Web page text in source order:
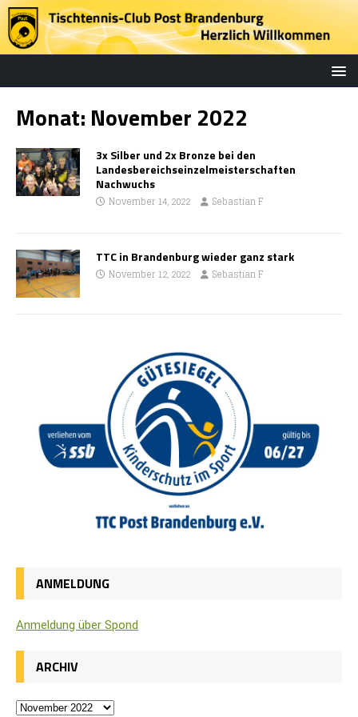
Monat: November 2022
3x Silber und 2x Bronze bei den
Landesbereichseinzelmeisterschaften
Nachwuchs
November 14, 2022 Sebastian F
TTC in Brandenburg wieder ganz stark
November 12, 2022 Sebastian F
ANMELDUNG
Anmel­dung über Spond
ARCHIV